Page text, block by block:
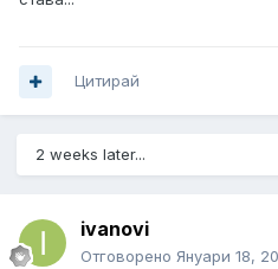
Цитирай
2 weeks later...
ivanovi
Отговорено Януари 18,